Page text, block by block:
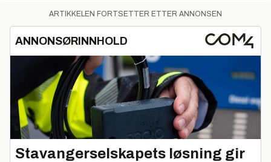
ARTIKKELEN FORTSETTER ETTER ANNONSEN
ANNONSØRINNHOLD
Stavangerselskapets løsning gir